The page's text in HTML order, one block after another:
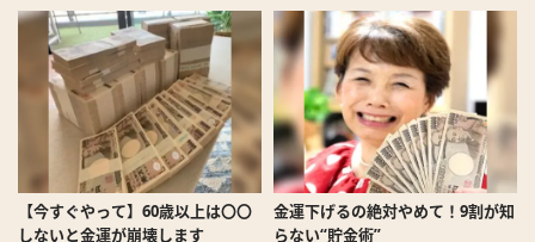
【今すぐやって】60歳以上は〇〇
しないと金運が崩壊します
金運下げるの絶対やめて！9割が知
らない“貯金術”